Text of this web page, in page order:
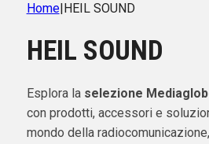
Home| HEIL SOUND
HEIL SOUND
Esplora la selezione
con prodotti, accessori e
mondo della